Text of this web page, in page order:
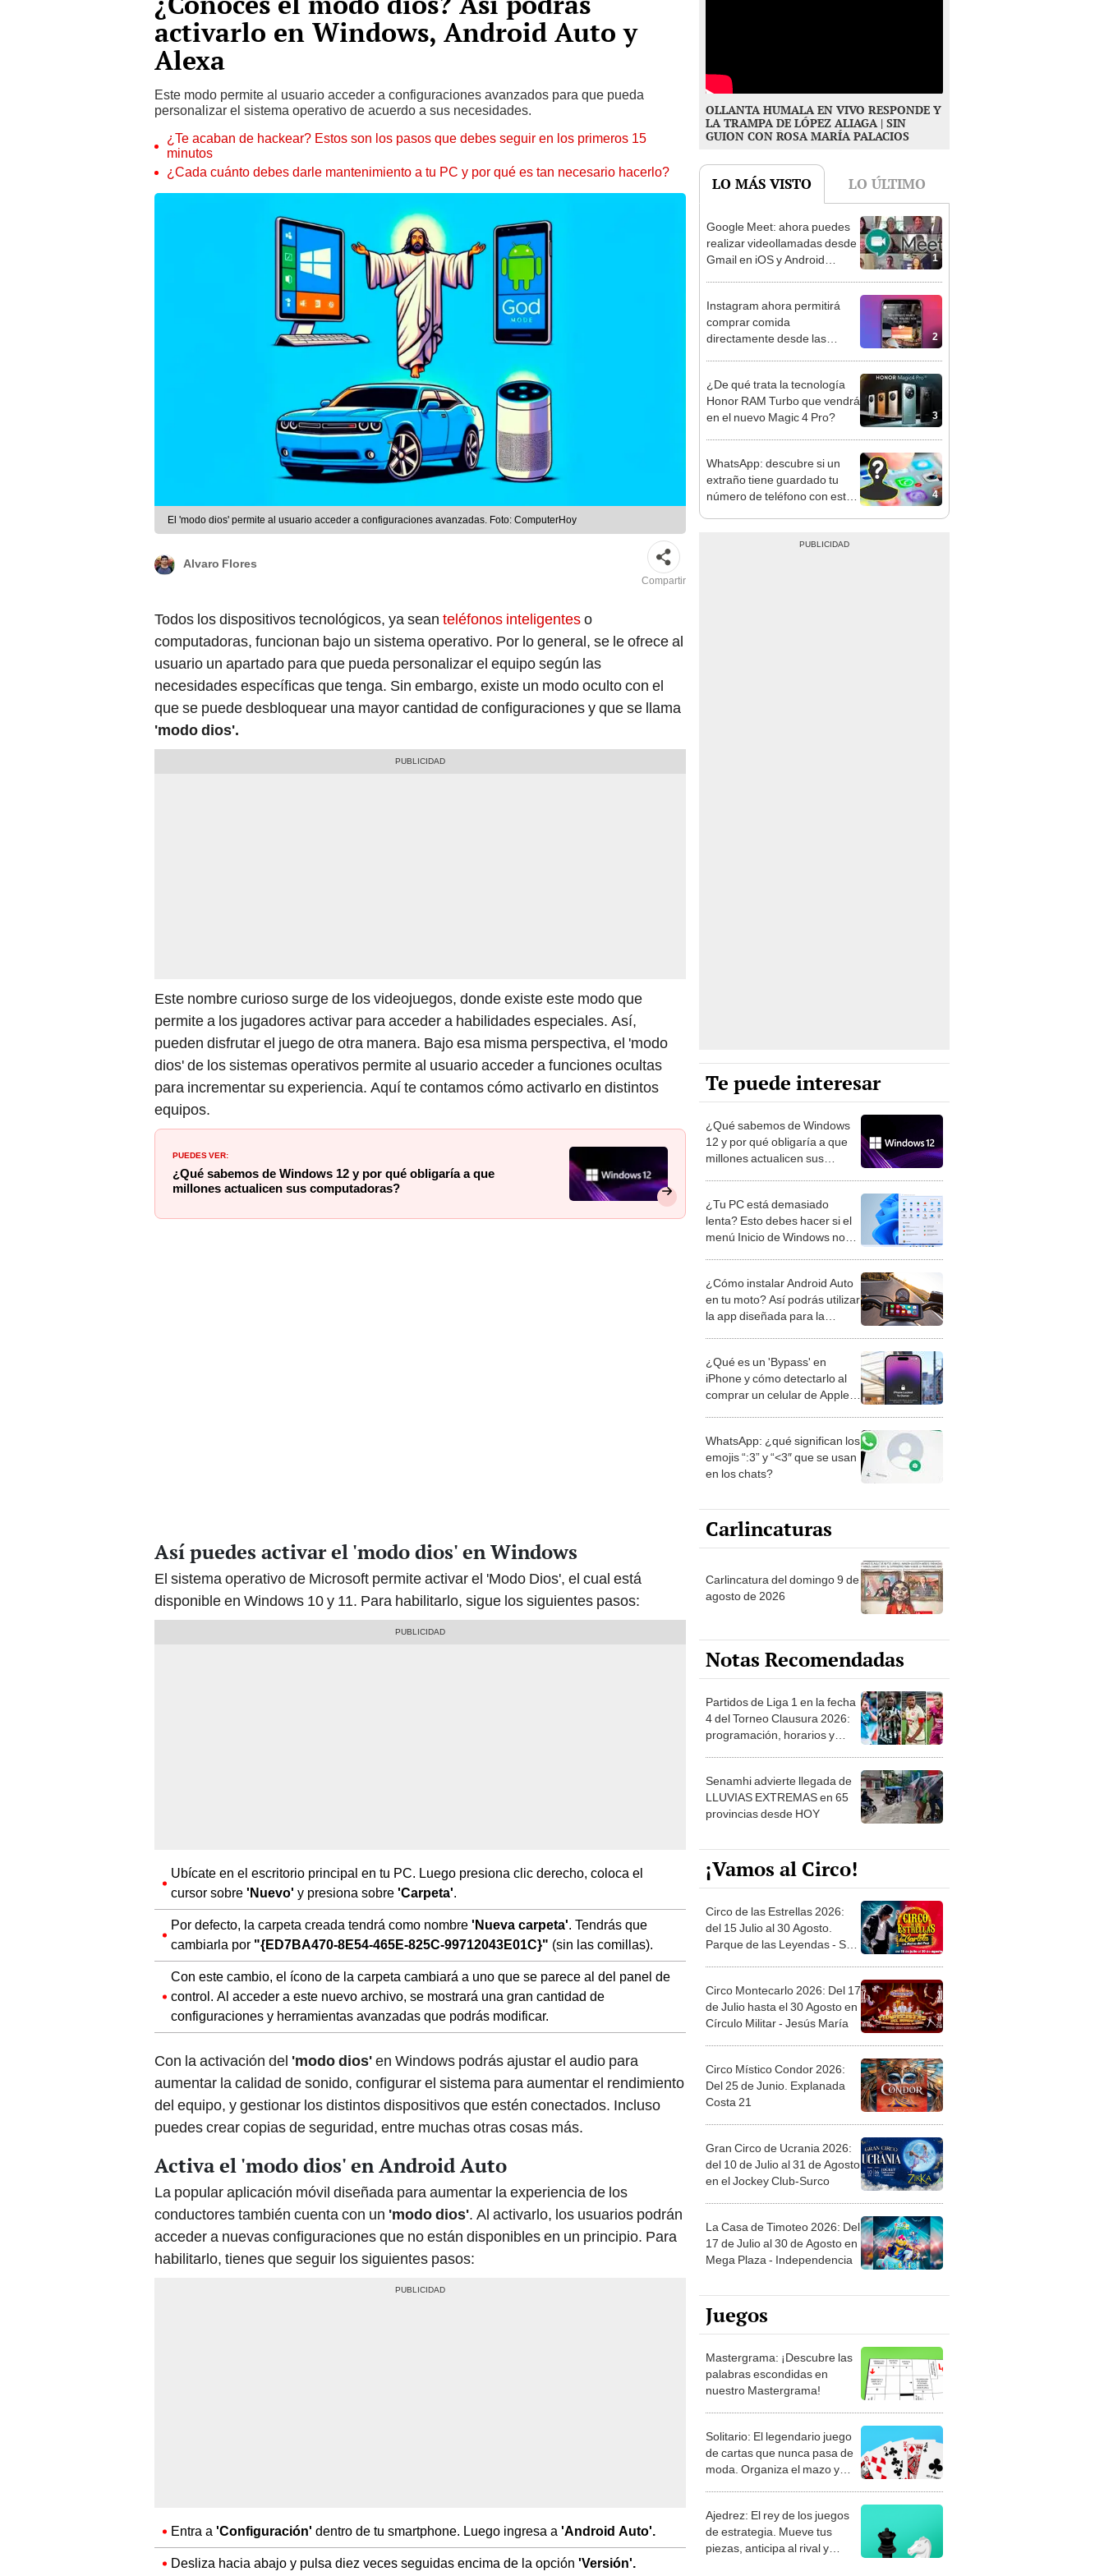
activarlo en Windows, Android Auto y
Alexa
Este modo permite al usuario acceder a configuraciones avanzados para que pueda
personalizar el sistema operativo de acuerdo a sus necesidades.
¿Te acaban de hackear? Estos son los pasos que debes seguir en los primeros 15
minutos
¿Cada cuánto debes darle mantenimiento a tu PC y por qué es tan necesario hacerlo?
El 'modo dios' permite al usuario acceder a configuraciones avanzadas. Foto: ComputerHoy
Alvaro Flores
Compartir
Todos los dispositivos tecnológicos, ya sean teléfonos inteligenteso
computadoras, funcionan bajo un sistema operativo. Por lo general, se le ofrece al
usuario un apartado para que pueda personalizar el equipo según las
necesidades específicas que tenga. Sin embargo, existe un modo oculto con el
que se puede desbloquear una mayor cantidad de configuraciones y que se llama
'modo dios'.
Este nombre curioso surge de los videojuegos, donde existe este modo que
permite a los jugadores activar para acceder a habilidades especiales. Así,
pueden disfrutar el juego de otra manera. Bajo esa misma perspectiva, el 'modo
dios' de los sistemas operativos permite al usuario acceder a funciones ocultas
para incrementar su experiencia. Aquí te contamos cómo activarlo en distintos
equipos.
PUEDES VER:
¿Qué sabemos de Windows 12 y por qué obligaría a que
millones actualicen sus computadoras?
Así puedes activar el 'modo dios' en Windows
El sistema operativo de Microsoft permite activar el 'Modo Dios', el cual está
disponible en Windows 10 y 11. Para habilitarlo, sigue los siguientes pasos:
Ubícate en el escritorio principal en tu PC. Luego presiona clic derecho, coloca el
cursor sobre 'Nuevo' y presiona sobre 'Carpeta'.
Por defecto, la carpeta creada tendrá como nombre 'Nueva carpeta'. Tendrás que
cambiarla por "{ED7BA470-8E54-465E-825C-99712043E01C}" (sin las comillas).
Con este cambio, el ícono de la carpeta cambiará a uno que se parece al del panel de
control. Al acceder a este nuevo archivo, se mostrará una gran cantidad de
configuraciones y herramientas avanzadas que podrás modificar.
Con la activación del 'modo dios'en Windows podrás ajustar el audio para
aumentar la calidad de sonido, configurar el sistema para aumentar el rendimiento
del equipo, y gestionar los distintos dispositivos que estén conectados. Incluso
puedes crear copias de seguridad, entre muchas otras cosas más.
Activa el 'modo dios' en Android Auto
La popular aplicación móvil diseñada para aumentar la experiencia de los
conductores también cuenta con un 'modo dios'. Al activarlo, los usuarios podrán
acceder a nuevas configuraciones que no están disponibles en un principio. Para
habilitarlo, tienes que seguir los siguientes pasos:
Entra a 'Configuración' dentro de tu smartphone. Luego ingresa a 'Android Auto'.
Desliza hacia abajo y pulsa diez veces seguidas encima de la opción 'Versión'.
OLLANTA HUMALA EN VIVO RESPONDE Y
LA TRAMPA DE LÓPEZ ALIAGA | SIN
GUION CON ROSA MARÍA PALACIOS
LO MÁS VISTO LO ÚLTIMO
1
Google Meet: ahora puedes
realizar videollamadas desde
Gmail en iOS y Android
2
Instagram ahora permitirá
comprar comida
directamente desde las
3
¿De qué trata la tecnología
Honor RAM Turbo que vendrá
en el nuevo Magic 4 Pro?
4
WhatsApp: descubre si un
extraño tiene guardado tu
número de teléfono con este
Te puede interesar
¿Qué sabemos de Windows
12 y por qué obligaría a que
millones actualicen sus
¿Tu PC está demasiado
lenta? Esto debes hacer si el
menú Inicio de Windows no
¿Cómo instalar Android Auto
en tu moto? Así podrás utilizar
la app diseñada para la
¿Qué es un 'Bypass' en
iPhone y cómo detectarlo al
comprar un celular de Apple
WhatsApp: ¿qué significan los
emojis “:3” y “<3″ que se usan
en los chats?
Carlincaturas
Carlincatura del domingo 9 de
agosto de 2026
Notas Recomendadas
Partidos de Liga 1 en la fecha
4 del Torneo Clausura 2026:
programación, horarios y
Senamhi advierte llegada de
LLUVIAS EXTREMAS en 65
provincias desde HOY
¡Vamos al Circo!
Circo de las Estrellas 2026:
del 15 Julio al 30 Agosto.
Parque de las Leyendas - San
Circo Montecarlo 2026: Del 17
de Julio hasta el 30 Agosto en
Círculo Militar - Jesús María
Circo Místico Condor 2026:
Del 25 de Junio. Explanada
Costa 21
Gran Circo de Ucrania 2026:
del 10 de Julio al 31 de Agosto
en el Jockey Club-Surco
La Casa de Timoteo 2026: Del
17 de Julio al 30 de Agosto en
Mega Plaza - Independencia
Juegos
Mastergrama: ¡Descubre las
palabras escondidas en
nuestro Mastergrama!
Solitario: El legendario juego
de cartas que nunca pasa de
moda. Organiza el mazo y
Ajedrez: El rey de los juegos
de estrategia. Mueve tus
piezas, anticipa al rival y